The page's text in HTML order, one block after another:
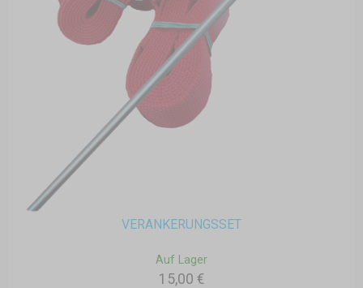
VERANKERUNGSSET
Auf Lager
15,00 €